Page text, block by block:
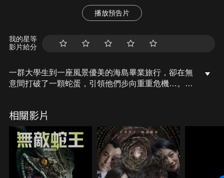
播放預告片
我的星等
影片給分
一群大學生到一座風景優美的海島畢業旅行，卻在無
意間打破了一顆蛇蛋，引領他們步向重重危機…。這
相關影片